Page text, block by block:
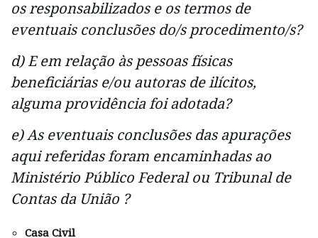
os responsabilizados e os termos de
eventuais conclusões do/s procedimento/s?
d) E em relação às pessoas físicas
beneficiárias e/ou autoras de ilícitos,
alguma providência foi adotada?
e) As eventuais conclusões das apurações
aqui referidas foram encaminhadas ao
Ministério Público Federal ou Tribunal de
Contas da União ?
Casa Civil